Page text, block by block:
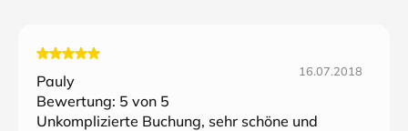
Pauly
16.07.2018
Bewertung: 5 von 5
Unkomplizierte Buchung, sehr schöne und